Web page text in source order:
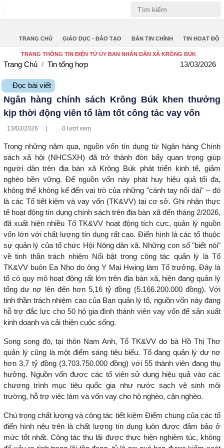
TRANG CHỦ GIÁO DỤC - ĐÀO TẠO BẢN TIN CHÍNH TIN HOẠT
TRANG THÔNG TIN ĐIỆN TỬ ỦY BAN NHÂN DÂN XÃ KRÔNG BÚK
Trang Chủ Tin tổng hợp
Đọc bài viết
Ngân hàng chính sách Krông Búk khen thưởng
kịp thời động viên tổ làm tốt công tác vay vốn
Trong những năm qua, nguồn vốn tín dụng từ Ngân hàng Chính
sách xã hội (NHCSXH) đã trở thành đòn bẩy quan trọng giúp
người dân trên địa bàn xã Krông Búk phát triển kinh tế, giảm
nghèo bền vững. Để nguồn vốn này phát huy hiệu quả tối đa,
không thể không kể đến vai trò của những "cánh tay nối dài" – đó
là các Tổ tiết kiệm và vay vốn (TK&VV) tại cơ sở. Ghi nhận thực
tế hoạt động tín dụng chính sách trên địa bàn xã đến tháng 2/2026,
đã xuất hiện nhiều Tổ TK&VV hoạt động tích cực, quản lý nguồn
vốn lớn với chất lượng tín dụng rất cao. Điển hình là các tổ thuộc
sự quản lý của tổ chức Hội Nông dân xã. Những con số "biết nói"
về tinh thần trách nhiệm Nổi bật trong công tác quản lý là Tổ
TK&VV buôn Ea Nho do ông Y Mai Hwing làm Tổ trưởng. Đây là
tổ có quy mô hoạt động rất lớn trên địa bàn xã, hiện đang quản lý
tổng dư nợ lên đến hơn 5,16 tỷ đồng (5.166.200.000 đồng). Với
tinh thần trách nhiệm cao của Ban quản lý tổ, nguồn vốn này đang
hỗ trợ đắc lực cho 50 hộ gia đình thành viên vay vốn để sản xuất
kinh doanh và cải thiện cuộc sống.
Song song đó, tại thôn Nam Anh, Tổ TK&VV do bà Hồ Thị Thơ
quản lý cũng là một điểm sáng tiêu biểu. Tổ đang quản lý dư nợ
hơn 3,7 tỷ đồng (3.703.750.000 đồng) với 55 thành viên đang thụ
hưởng. Nguồn vốn được các tổ viên sử dụng hiệu quả vào các
chương trình mục tiêu quốc gia như nước sạch vệ sinh môi
trường, hỗ trợ việc làm và vốn vay cho hộ nghèo, cận nghèo.
Chú trọng chất lượng và công tác tiết kiệm Điểm chung của các tổ
điển hình nêu trên là chất lượng tín dụng luôn được đảm bảo ở
mức tốt nhất. Công tác thu lãi được thực hiện nghiêm túc, không